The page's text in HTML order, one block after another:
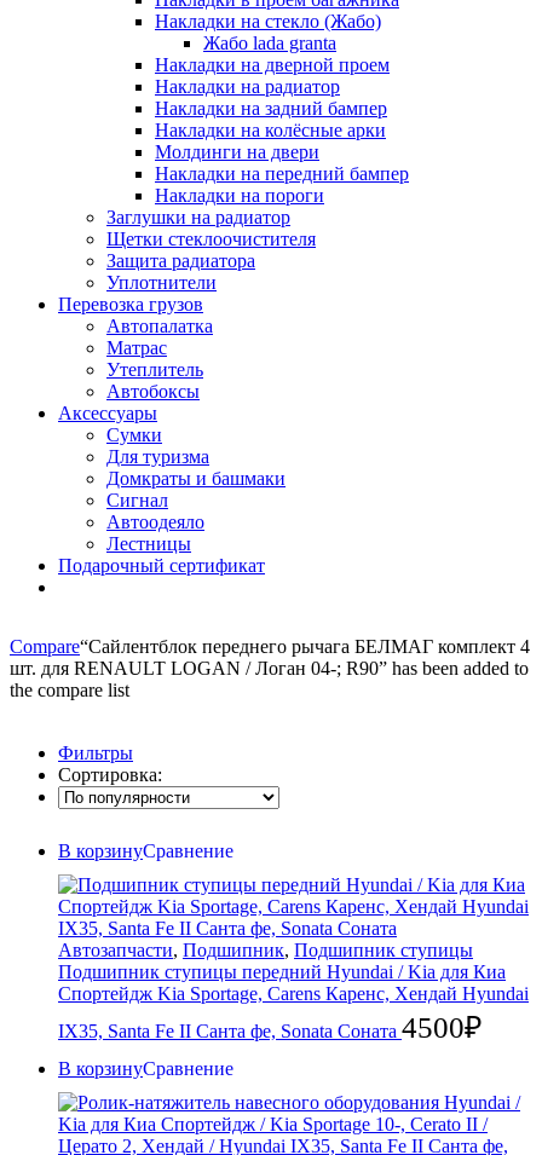
Накладки на стекло (Жабо)
Жабо lada granta
Накладки на дверной проем
Накладки на радиатор
Накладки на задний бампер
Накладки на колёсные арки
Молдинги на двери
Накладки на передний бампер
Накладки на пороги
Заглушки на радиатор
Щетки стеклоочистителя
Защита радиатора
Уплотнители
Перевозка грузов
Автопалатка
Матрас
Утеплитель
Автобоксы
Аксессуары
Сумки
Для туризма
Домкраты и башмаки
Сигнал
Автоодеяло
Лестницы
Подарочный сертификат
Compare“Сайлентблок переднего рычага БЕЛМАГ комплект 4
шт. для RENAULT LOGAN / Логан 04-; R90” has been added to
the compare list
Фильтры
Сортировка:
В корзинуСравнение
Автозапчасти, Подшипник, Подшипник ступицы
Подшипник ступицы передний Hyundai / Kia для Киа
Спортейдж Kia Sportage, Carens Каренс, Хендай Hyundai
IX35, Santa Fe II Санта фе, Sonata Соната 4500₽
В корзинуСравнение